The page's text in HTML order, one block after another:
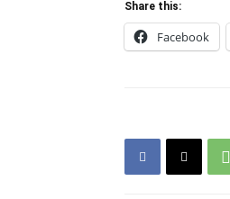
Share this:
Facebook